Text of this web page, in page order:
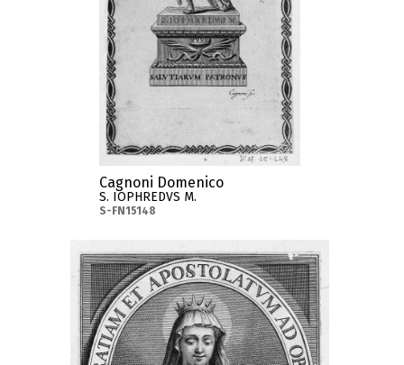
Cagnoni Domenico
S. IOPHREDVS M.
S-FN15148